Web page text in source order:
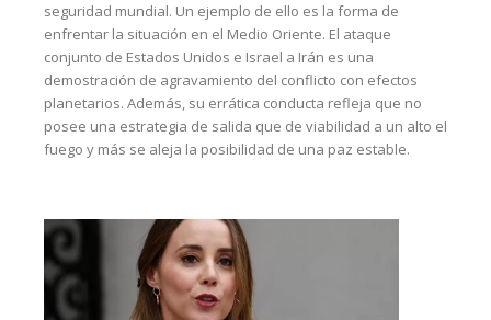
seguridad mundial. Un ejemplo de ello es la forma de
enfrentar la situación en el Medio Oriente. El ataque
conjunto de Estados Unidos e Israel a Irán es una
demostración de agravamiento del conflicto con efectos
planetarios. Además, su errática conducta refleja que no
posee una estrategia de salida que de viabilidad a un alto el
fuego y más se aleja la posibilidad de una paz estable.